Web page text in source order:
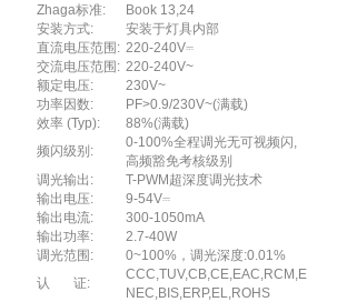
Zhaga标准:
Book 13,24
安装方式:
安装于灯具内部
直流电压范围: 220-240V⎓
交流电压范围: 220-240V~
额定电压:
230V~
功率因数:
PF>0.9/230V~(满载)
效率 (Typ):
88%(满载)
频闪级别:
0-100%全程调光无可视频闪,
高频豁免考核级别
调光输出:
T-PWM超深度调光技术
输出电压:
9-54V⎓
输出电流:
300-1050mA
输出功率:
2.7-40W
调光范围:
0~100%，调光深度:0.01%
认 证:
CCC,TUV,CB,CE,EAC,RCM,E
NEC,BIS,ERP,EL,ROHS